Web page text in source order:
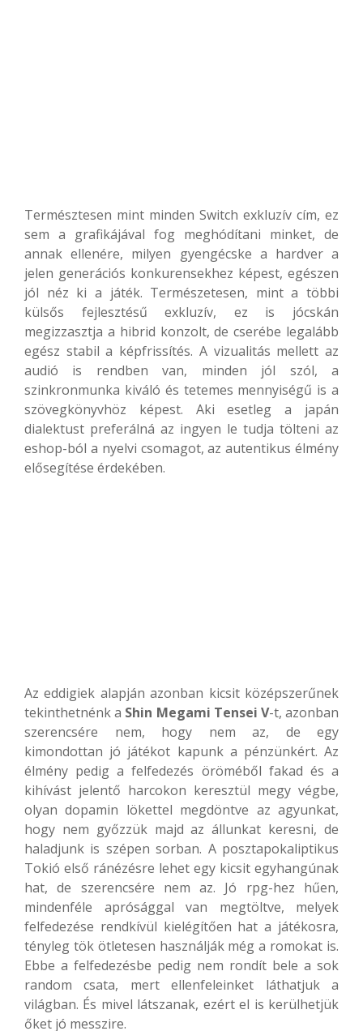
Természtesen mint minden Switch exkluzív cím, ez
sem a grafikájával fog meghódítani minket, de
annak ellenére, milyen gyengécske a hardver a
jelen generációs konkurensekhez képest, egészen
jól néz ki a játék. Természetesen, mint a többi
külsős fejlesztésű exkluzív, ez is jócskán
megizzasztja a hibrid konzolt, de cserébe legalább
egész stabil a képfrissítés. A vizualitás mellett az
audió is rendben van, minden jól szól, a
szinkronmunka kiváló és tetemes mennyiségű is a
szövegkönyvhöz képest. Aki esetleg a japán
dialektust preferálná az ingyen le tudja tölteni az
eshop-ból a nyelvi csomagot, az autentikus élmény
elősegítése érdekében.
Az eddigiek alapján azonban kicsit középszerűnek
tekinthetnénk a Shin Megami Tensei V-t, azonban
szerencsére nem, hogy nem az, de egy
kimondottan jó játékot kapunk a pénzünkért. Az
élmény pedig a felfedezés öröméből fakad és a
kihívást jelentő harcokon keresztül megy végbe,
olyan dopamin lökettel megdöntve az agyunkat,
hogy nem győzzük majd az állunkat keresni, de
haladjunk is szépen sorban. A posztapokaliptikus
Tokió első ránézésre lehet egy kicsit egyhangúnak
hat, de szerencsére nem az. Jó rpg-hez hűen,
mindenféle aprósággal van megtöltve, melyek
felfedezése rendkívül kielégítően hat a játékosra,
tényleg tök ötletesen használják még a romokat is.
Ebbe a felfedezésbe pedig nem rondít bele a sok
random csata, mert ellenfeleinket láthatjuk a
világban. És mivel látszanak, ezért el is kerülhetjük
őket jó messzire.